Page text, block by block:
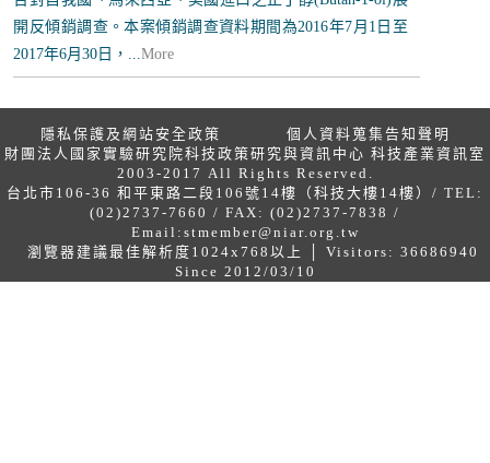
開反傾銷調查。本案傾銷調查資料期間為2016年7月1日至
2017年6月30日，...More
隱私保護及網站安全政策
個人資料蒐集告知聲明
財團法人國家實驗研究院科技政策研究與資訊中心 科技產業資訊室
2003-2017 All Rights Reserved.
台北市106-36 和平東路二段106號14樓（科技大樓14樓）/ TEL:
(02)2737-7660 / FAX: (02)2737-7838 /
Email: stmember@niar.org.tw
瀏覽器建議最佳解析度1024x768以上 │ Visitors: 36686940
Since 2012/03/10